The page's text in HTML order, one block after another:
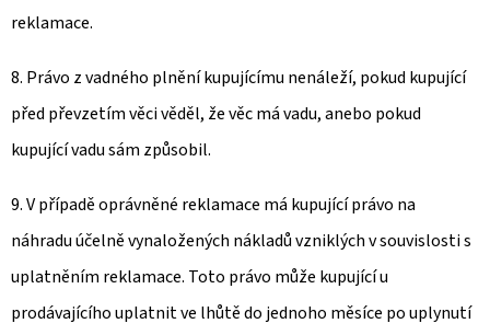
reklamace.
8. Právo z vadného plnění kupujícímu nenáleží, pokud kupující
před převzetím věci věděl, že věc má vadu, anebo pokud
kupující vadu sám způsobil.
9. V případě oprávněné reklamace má kupující právo na
náhradu účelně vynaložených nákladů vzniklých v souvislosti s
uplatněním reklamace. Toto právo může kupující u
prodávajícího uplatnit ve lhůtě do jednoho měsíce po uplynutí